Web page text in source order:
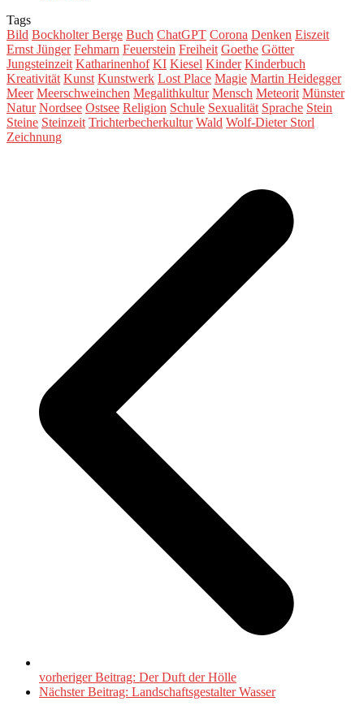
Tags
Bild Bockholter Berge Buch ChatGPT Corona Denken Eiszeit
Ernst Jünger Fehmarn Feuerstein Freiheit Goethe Götter
Jungsteinzeit Katharinenhof KI Kiesel Kinder Kinderbuch
Kreativität Kunst Kunstwerk Lost Place Magie Martin Heidegger
Meer Meerschweinchen Megalithkultur Mensch Meteorit Münster
Natur Nordsee Ostsee Religion Schule Sexualität Sprache Stein
Steine Steinzeit Trichterbecherkultur Wald Wolf-Dieter Storl
Zeichnung
vorheriger Beitrag: Der Duft der Hölle
Nächster Beitrag: Landschaftsgestalter Wasser